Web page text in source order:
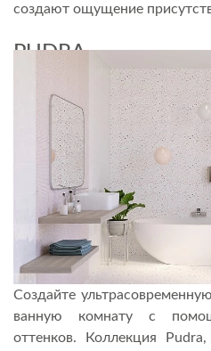
создают ощущение
PUDRA
Создайте
ванную комнату с
оттенков. Коллекция